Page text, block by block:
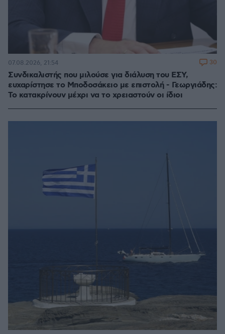
Συνδικαλιστής που μιλούσε για διάλυση του ΕΣΥ,
ευχαρίστησε το Μποδοσάκειο με επιστολή - Γεωργιάδης:
Το κατακρίνουν μέχρι να το χρειαστούν οι ίδιοι
07.08.2026, 21:54 30